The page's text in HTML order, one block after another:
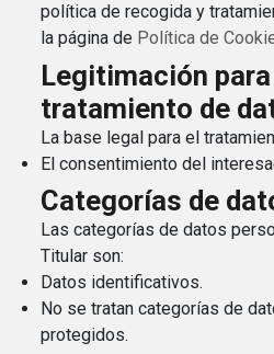
política de recogida y
la página de Política de
Legitimación
tratamiento de
La base legal para el
El consentimiento del
Categorías de
Las categorías de datos
Titular son:
Datos identificativos.
No se tratan categorías de
protegidos.